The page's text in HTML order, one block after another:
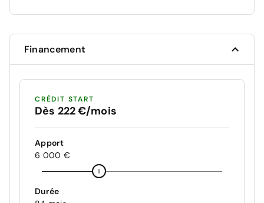
Financement
CRÉDIT START
Dès 222 €/mois
Apport
6 000 €
Durée